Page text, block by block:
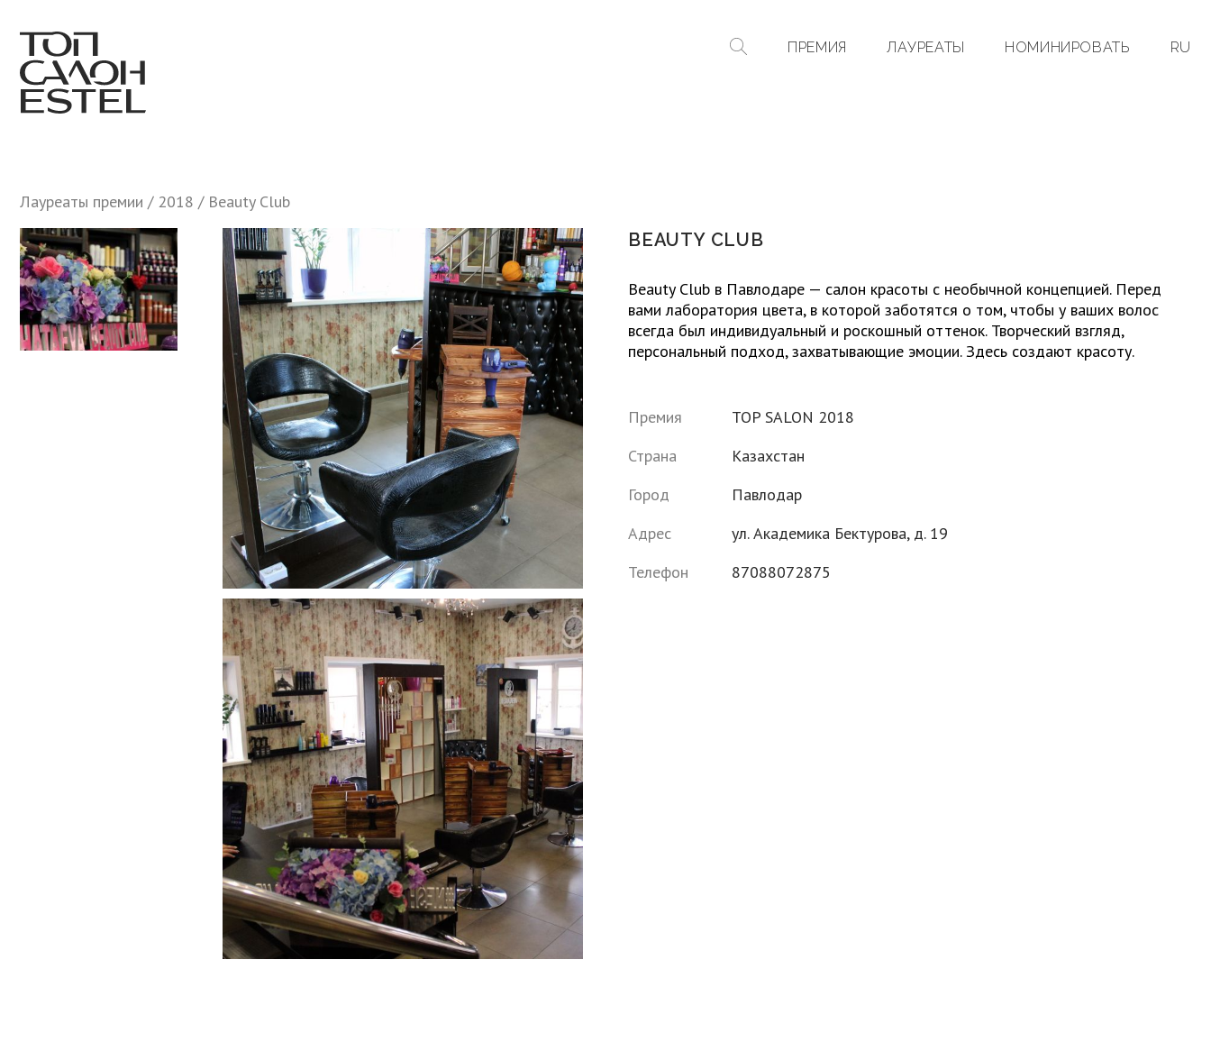
ПРЕМИЯ ЛАУРЕАТЫ НОМИНИРОВАТЬ RU
Лауреаты премии / 2018 / Beauty Club
BEAUTY CLUB
Beauty Club в Павлодаре — салон красоты с необычной концепцией. Перед
вами лаборатория цвета, в которой заботятся о том, чтобы у ваших волос
всегда был индивидуальный и роскошный оттенок. Творческий взгляд,
персональный подход, захватывающие эмоции. Здесь создают красоту.
Премия
TOP SALON 2018
Страна
Казахстан
Город
Павлодар
Адрес
ул. Академика Бектурова, д. 19
Телефон
87088072875